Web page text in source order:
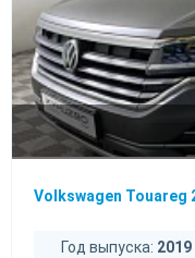
Volkswagen Touareg
Год выпуска: 2019